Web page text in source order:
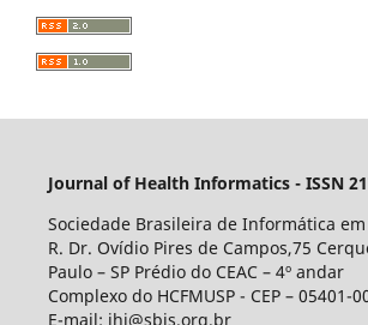
Journal of Health Informatics - ISSN
Sociedade Brasileira de Informática
R. Dr. Ovídio Pires de Campos,75
Paulo – SP Prédio do CEAC – 4º andar
Complexo do HCFMUSP - CEP – 05401-
E-mail: jhi@sbis.org.br